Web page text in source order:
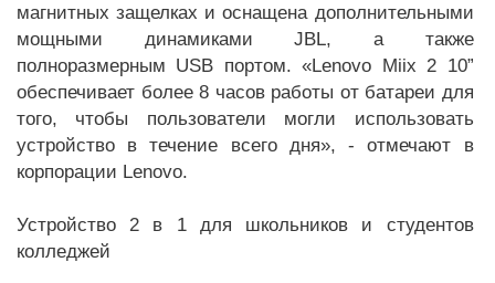
магнитных защелках и оснащена дополнительными
мощными динамиками JBL, а также
полноразмерным USB портом. «Lenovo Miix 2 10”
обеспечивает более 8 часов работы от батареи для
того, чтобы пользователи могли использовать
устройство в течение всего дня», - отмечают в
корпорации Lenovo.
Устройство 2 в 1 для школьников и студентов
колледжей